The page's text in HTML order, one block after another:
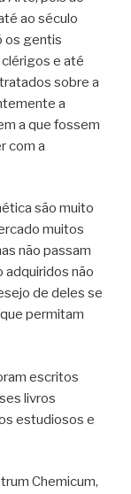
ao século
os gentis
e até
sobre a
a
a que fossem
com a
são muito
muitos
não passam
adquiridos não
de deles se
permitam
escritos
livros
estudiosos e
Chemicum,